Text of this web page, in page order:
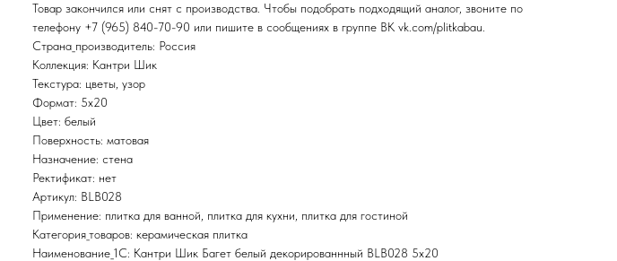
Товар закончился или снят с производства. Чтобы подобрать подходящий аналог, звоните по
телефону +7 (965) 840-70-90 или пишите в сообщениях в группе ВК vk.com/plitkabau
Страна_производитель: Россия
Коллекция: Кантри Шик
Текстура: цветы, узор
Формат: 5x20
Цвет: белый
Поверхность: матовая
Назначение: стена
Ректификат: нет
Артикул: BLB028
Применение: плитка для ванной, плитка для кухни, плитка для гостиной
Категория_товаров: керамическая плитка
Наименование_1С: Кантри Шик Багет белый декорированнный BLB028 5х20